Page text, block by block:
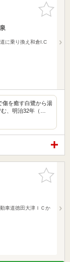
お気に入
りに追加
に乗り換え和倉I.C
傷を癒す白鷺から湯
、明治32年（…
お気に入
りに追加
車道徳田大津ＩＣか